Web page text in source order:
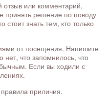
отзыв или комментарий,
решение по поводу
знать тем, кто только
от посещения. Напишите
нет, что запомнилось, что
Если вы ходили с
приличия.